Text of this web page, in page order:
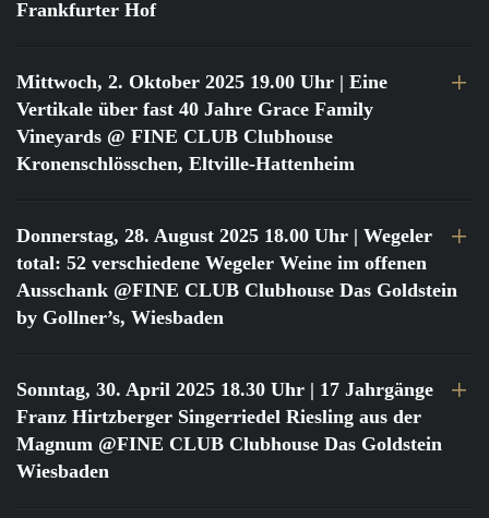
Frankfurter Hof
Mittwoch, 2. Oktober 2025 19.00 Uhr | Eine
Vertikale über fast 40 Jahre Grace Family
Vineyards @ FINE CLUB Clubhouse
Kronenschlösschen, Eltville-Hattenheim
Donnerstag, 28. August 2025 18.00 Uhr | Wegeler
total: 52 verschiedene Wegeler Weine im offenen
Ausschank @FINE CLUB Clubhouse Das Goldstein
by Gollner’s, Wiesbaden
Sonntag, 30. April 2025 18.30 Uhr | 17 Jahrgänge
Franz Hirtzberger Singerriedel Riesling aus der
Magnum @FINE CLUB Clubhouse Das Goldstein
Wiesbaden